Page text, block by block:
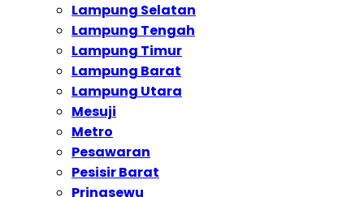
Lampung Selatan
Lampung Tengah
Lampung Timur
Lampung Barat
Lampung Utara
Mesuji
Metro
Pesawaran
Pesisir Barat
Pringsewu